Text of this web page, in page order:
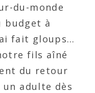
du-monde
budget à
fait gloups…
fils aîné
du retour
adulte dès